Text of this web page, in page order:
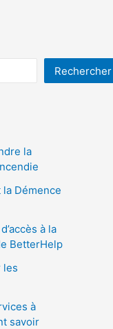
Rechercher
la
Démence
à la
BetterHelp
les
à
savoir